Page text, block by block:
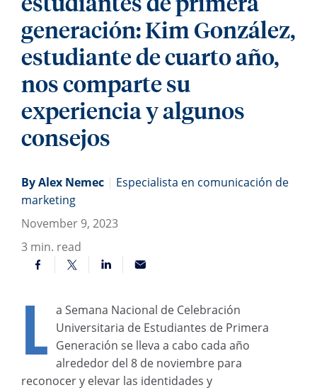
generación: Kim González,
estudiante de cuarto año,
nos comparte su
experiencia y algunos
consejos
By Alex Nemec | Especialista en comunicación de
marketing
November 9, 2023
3 min. read
L a Semana Nacional de Celebración
Universitaria de Estudiantes de Primera
Generación se lleva a cabo cada año
alrededor del 8 de noviembre para
reconocer y elevar las identidades y